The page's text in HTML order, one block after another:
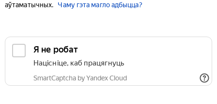
аўтаматычных.
Чаму гэта магло адбыцца?
Я не робат
Націсніце, каб працягнуць
SmartCaptcha by Yandex Cloud